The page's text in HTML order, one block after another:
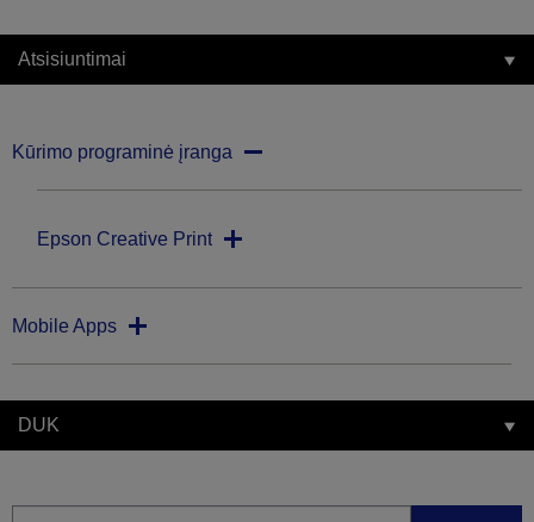
Atsisiuntimai
Kūrimo programinė įranga
Epson Creative Print
Mobile Apps
DUK